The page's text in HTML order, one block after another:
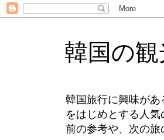
韓国の観
韓国旅行に興味が
をはじめとする人
前の参考や、次の